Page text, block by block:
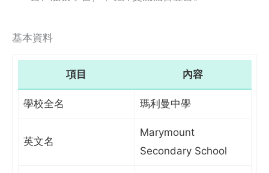
基本資料
項目 內容
學校全名 瑪利曼中學
英文名
Marymount
Secondary School